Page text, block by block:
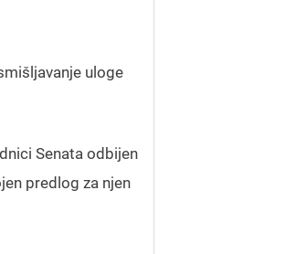
uloge
Senata odbijen
predlog za njen